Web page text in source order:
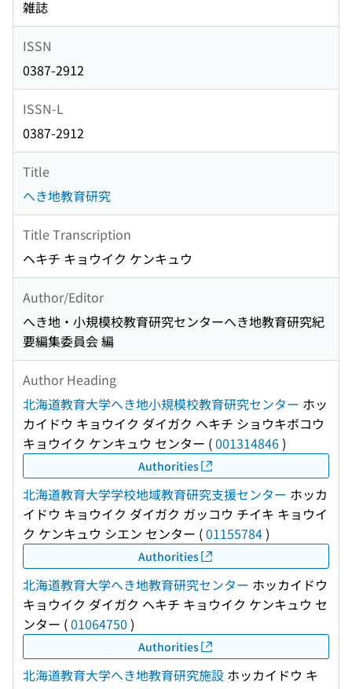
雑誌
ISSN
0387-2912
ISSN-L
0387-2912
Title
へき地教育研究
Title Transcription
ヘキチ キョウイク ケンキュウ
Author/Editor
へき地・小規模校教育研究センターへき地教育研究紀
要編集委員会 編
Author Heading
北海道教育大学へき地小規模校教育研究センター ホッ
カイドウ キョウイク ダイガク ヘキチ ショウキボコウ
キョウイク ケンキュウ センター (001314846)
Authorities
北海道教育大学学校地域教育研究支援センター ホッカ
イドウ キョウイク ダイガク ガッコウ チイキ キョウイ
ク ケンキュウ シエン センター (01155784)
Authorities
北海道教育大学へき地教育研究センター ホッカイドウ
キョウイク ダイガク ヘキチ キョウイク ケンキュウ セ
ンター (01064750 )
Authorities
北海道教育大学へき地教育研究施設 ホッカイドウ キ